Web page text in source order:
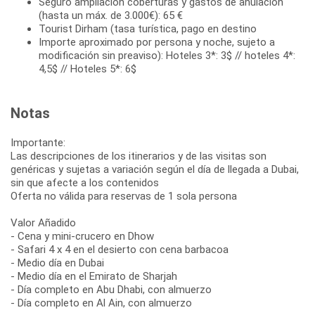
(hasta un máx. de 3.000€): 65 €
Tourist Dirham (tasa turística, pago en destino
Importe aproximado por persona y noche, sujeto a
modificación sin preaviso): Hoteles 3*: 3$ // hoteles 4*:
4,5$ // Hoteles 5*: 6$
Notas
Importante:
Las descripciones de los itinerarios y de las visitas son
genéricas y sujetas a variación según el día de llegada a Dubai,
sin que afecte a los contenidos
Oferta no válida para reservas de 1 sola persona
Valor Añadido
- Cena y mini-crucero en Dhow
- Safari 4 x 4 en el desierto con cena barbacoa
- Medio día en Dubai
- Medio día en el Emirato de Sharjah
- Día completo en Abu Dhabi, con almuerzo
- Día completo en Al Ain, con almuerzo